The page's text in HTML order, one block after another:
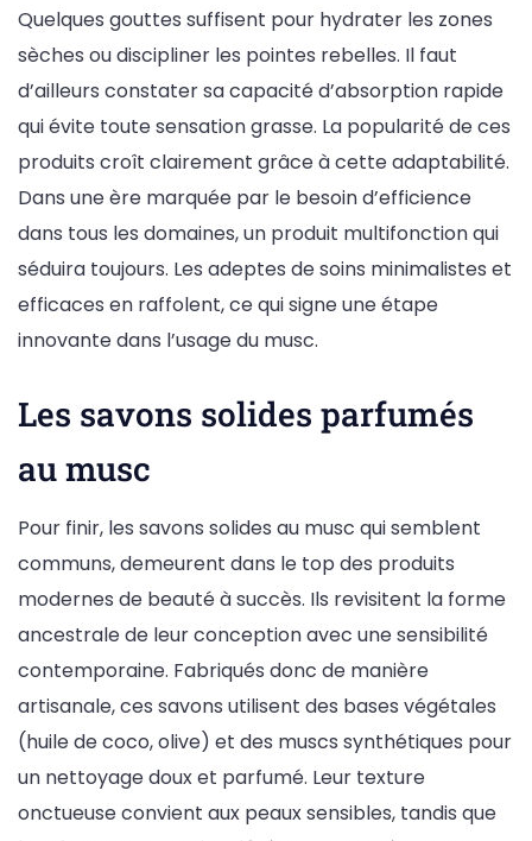
Quelques gouttes suffisent pour hydrater les zones
sèches ou discipliner les pointes rebelles. Il faut
d’ailleurs constater sa capacité d’absorption rapide
qui évite toute sensation grasse. La popularité de ces
produits croît clairement grâce à cette adaptabilité.
Dans une ère marquée par le besoin d’efficience
dans tous les domaines, un produit multifonction qui
séduira toujours. Les adeptes de soins minimalistes et
efficaces en raffolent, ce qui signe une étape
innovante dans l’usage du musc.
Les savons solides parfumés
au musc
Pour finir, les savons solides au musc qui semblent
communs, demeurent dans le top des produits
modernes de beauté à succès. Ils revisitent la forme
ancestrale de leur conception avec une sensibilité
contemporaine. Fabriqués donc de manière
artisanale, ces savons utilisent des bases végétales
(huile de coco, olive) et des muscs synthétiques pour
un nettoyage doux et parfumé. Leur texture
onctueuse convient aux peaux sensibles, tandis que